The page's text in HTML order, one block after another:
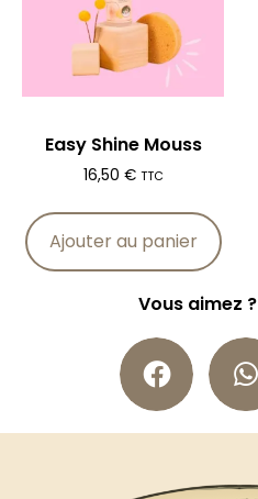
Easy Shine Mouss
16,50 € TTC
Ajouter au panier
Vous aimez